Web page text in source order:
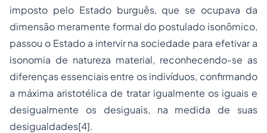
imposto pelo Estado burguês, que se ocupava da
dimensão meramente formal do postulado isonômico,
passou o Estado a intervir na sociedade para efetivar a
isonomia de natureza material, reconhecendo-se as
diferenças essenciais entre os indivíduos, confirmando
a máxima aristotélica de tratar igualmente os iguais e
desigualmente os desiguais, na medida de suas
desigualdades[4].